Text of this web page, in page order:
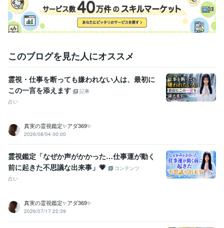
このブログを見た人にオススメ
霊視・仕事を断っても嫌われない人は、最初に
この一言を添えます
記事
占い
真実の霊視鑑定✨アダ369✨
2026/08/04 00:00
霊視鑑定「なぜか声がかかった…仕事運が動く
前に起きた不思議な出来事」💗
コンテンツ
占い
真実の霊視鑑定✨アダ369✨
2026/07/17 22:39